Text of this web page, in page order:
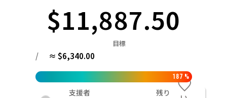
$11,887.50
目標
/ ≈ $6,340.00
187 %
支援者 残り